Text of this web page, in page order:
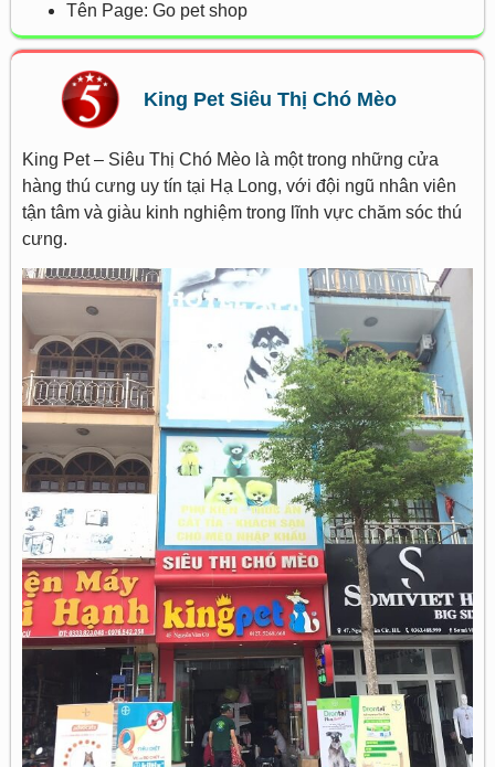
Tên Page: Go pet shop
King Pet Siêu Thị Chó Mèo
King Pet – Siêu Thị Chó Mèo là một trong những cửa
hàng thú cưng uy tín tại Hạ Long, với đội ngũ nhân viên
tận tâm và giàu kinh nghiệm trong lĩnh vực chăm sóc thú
cưng.